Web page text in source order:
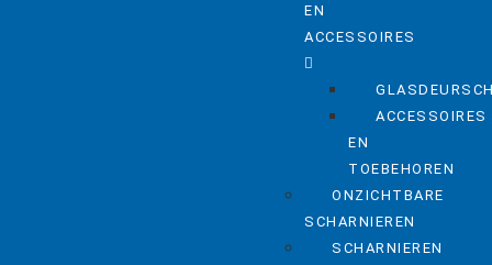
EN
ACCESSOIRES
ACCESSOIRES
EN
TOEBEHOREN
ONZICHTBARE
SCHARNIEREN
SCHARNIEREN